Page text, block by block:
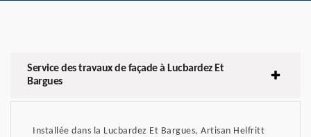
Service des travaux de façade à Lucbardez Et
Bargues
Installée dans la Lucbardez Et Bargues, Artisan Helfritt